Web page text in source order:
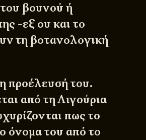
του βουνού ή
-εξ ου και το
τη βοτανολογική
προέλευσή του.
από τη Λιγούρια
πως το
όνομα του από το